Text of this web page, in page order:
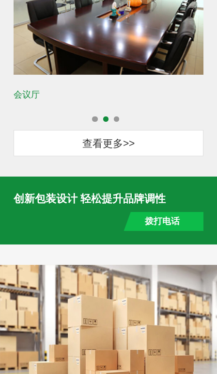
会议厅
查看更多>>
创新包装设计 轻松提升品牌调性
拨打电话